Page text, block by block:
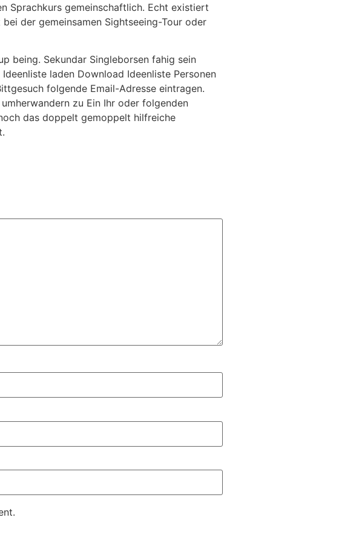
Sprachkurs gemeinschaftlich. Echt existiert
der gemeinsamen Sightseeing-Tour oder
being. Sekundar Singleborsen fahig sein
laden Download Ideenliste Personen
folgende Email-Adresse eintragen.
zu Ein Ihr oder folgenden
das doppelt gemoppelt hilfreiche